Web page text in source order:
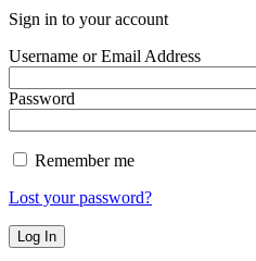
Sign in to your account
Username or Email Address
Password
Remember me
Lost your password?